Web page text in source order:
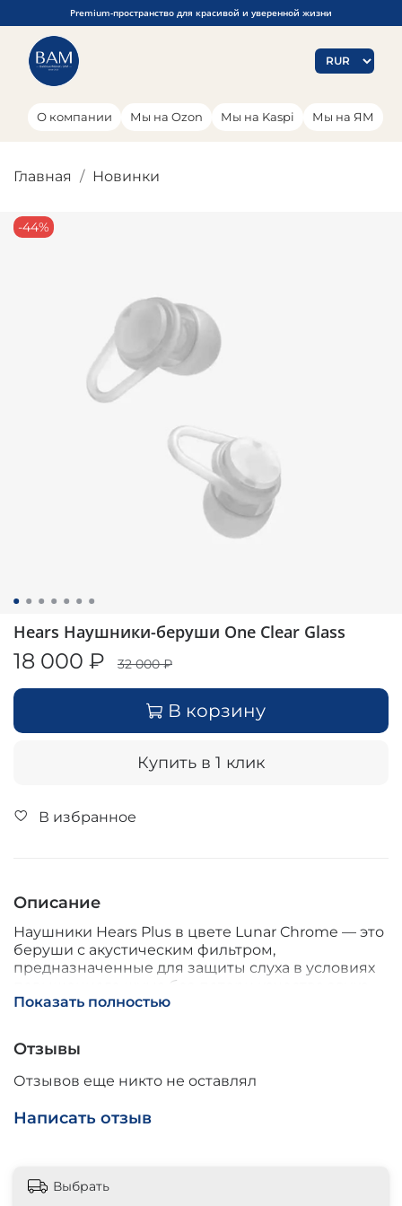
Premium-пространство для красивой и уверенной жизни
О компании Мы на Ozon Мы на Kaspi Мы на ЯМ
Главная Новинки
-44%
Hears Наушники-беруши One Clear Glass
18 000 ₽ 32 000 ₽
В корзину
Купить в 1 клик
В избранное
Описание
Наушники Hears Plus в цвете Lunar Chrome — это
беруши с акустическим фильтром,
предназначенные для защиты слуха в условиях
повышенного шума без потери качества звука.
Они снижают уровень вредного шума на 25 дБ,
детализацию музыки и разборчивость речи.
**Технология защиты**
В основе устройства лежит запатентованный
акустический фильтр с микроперфорацией. Эта
неискажённый звук. Благодаря этому беруши
Показать полностью
Отзывы
Отзывов еще никто не оставлял
Написать отзыв
Выбрать